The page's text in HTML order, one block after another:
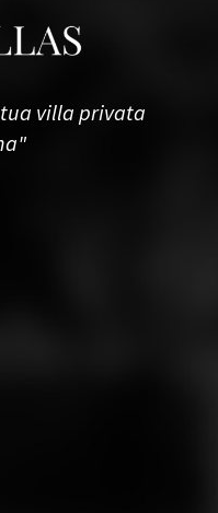
villa privata